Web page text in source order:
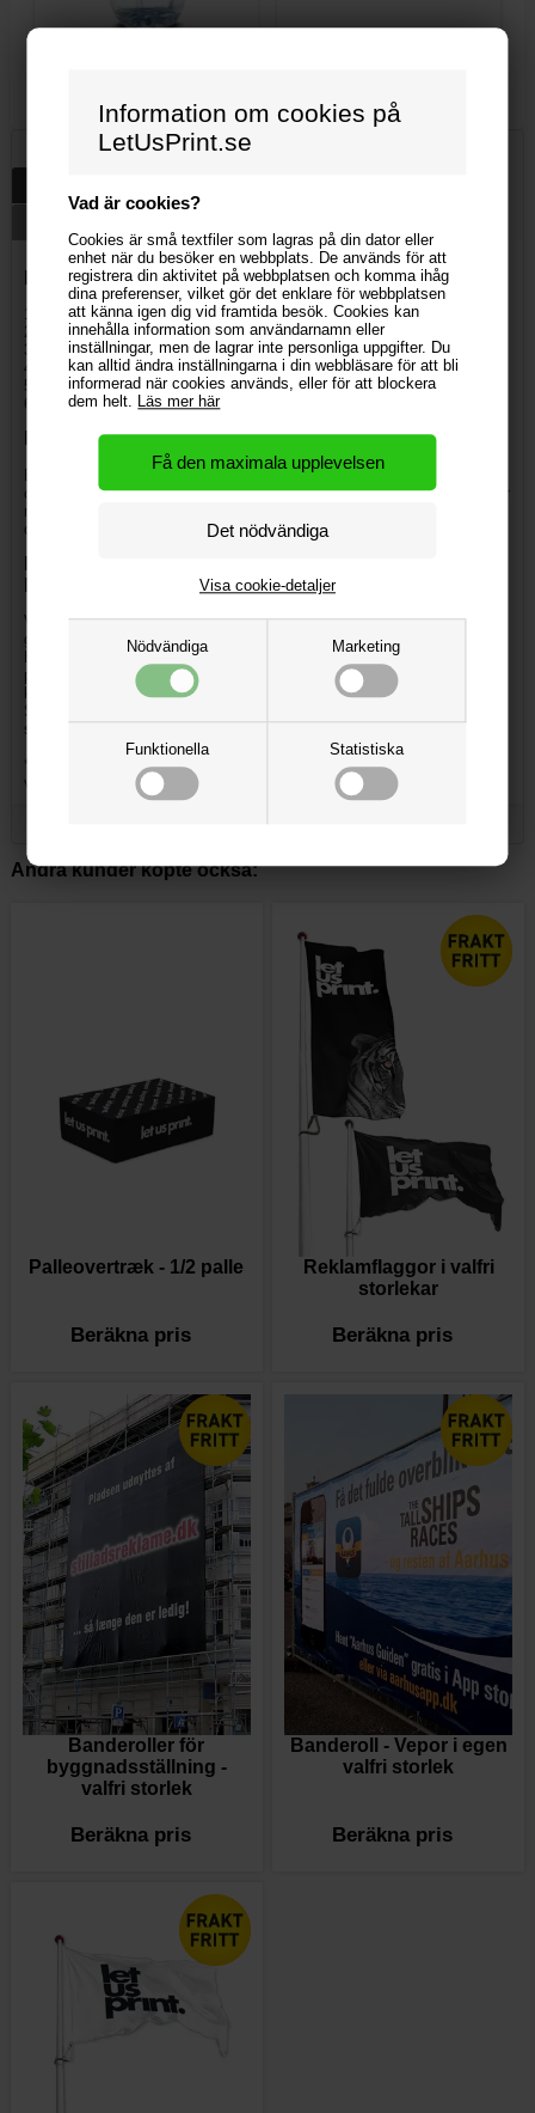
Information om cookies på
LetUsPrint.se
Vad är cookies?
Cookies är små textfiler som lagras på din dator eller
enhet när du besöker en webbplats. De används för att
registrera din aktivitet på webbplatsen och komma ihåg
dina preferenser, vilket gör det enklare för webbplatsen
att känna igen dig vid framtida besök. Cookies kan
innehålla information som användarnamn eller
inställningar, men de lagrar inte personliga uppgifter. Du
kan alltid ändra inställningarna i din webbläsare för att bli
informerad när cookies används, eller för att blockera
dem helt. Läs mer här
Nödvändiga Marketing
Funktionella Statistiska
Visa cookie-detaljer
Palleovertræk størrelser til hel-paller (EPAL):
1 x 1/1 EUR palle: L. 120 x Br. 80 x H. 14,4 cm
2 x 1/1 EUR palle: L. 120 x Br. 80 x H. 28,8 cm
3 x 1/1 EUR palle: L. 120 x Br. 80 x H. 43,2 cm
4 x 1/1 EUR palle: L. 120 x Br. 80 x H. 57,6 cm
5 x 1/1 EUR palle: L. 120 x Br. 80 x H. 72 cm
6 x 1/1 EUR palle: L. 120 x Br. 80 x H. 86,4 cm
Få hjælp til det grafiske arbejde
Er grafisk design og teknik ikke din stærke side? I så fald tilbyder vi
også grafisk assistance, så du får et palleovertræk med eget logo, der
matcher dine ønsker. Vores dygtige grafikere sidder klar til at hjælpe
dig. Grafisk assistance kan tilkøbes for 500,00 DKK pr. fil.
Vær kreativ omkring din udstilling og design et palleovertræk, der
giver din udstilling det ekstra blikfang, der skal til for at øge salget.
Hos LetUsPrint.dk får du printet dit logo eller reklamebudskab på
palleovertræk til hel-paller (EPAL) i en god kvalitet til en lav pris. Du
kan vælge mellem 6 forskellige størrelser på dit 1/1 palleovertræk.
Slip kreativiteten løs på palleovertrækket og få en udstilling som
skaber opmærksomhed.
*Nonwoven er en filt af polyester, som er yderst slidstærk og
vandafvisende.
Andra kunder köpte också:
Palleovertræk - 1/2 palle
Beräkna pris
Reklamflaggor i valfri
storlekar
Beräkna pris
Banderoller för
byggnadsställning -
valfri storlek
Beräkna pris
Banderoll - Vepor i egen
valfri storlek
Beräkna pris